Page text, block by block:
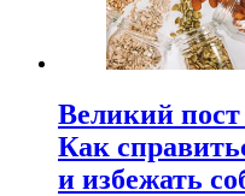
Великий пост
Как
и избежать